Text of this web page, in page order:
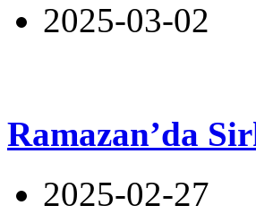
2025-03-02
Ramazan’da
2025-02-27